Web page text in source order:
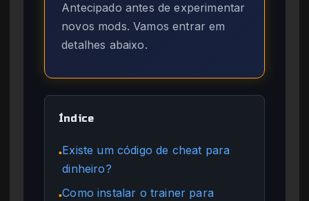
Antecipado antes de experimentar
novos mods. Vamos entrar em
detalhes abaixo.
Índice
●Existe um código de cheat para
dinheiro?
●Como instalar o trainer para